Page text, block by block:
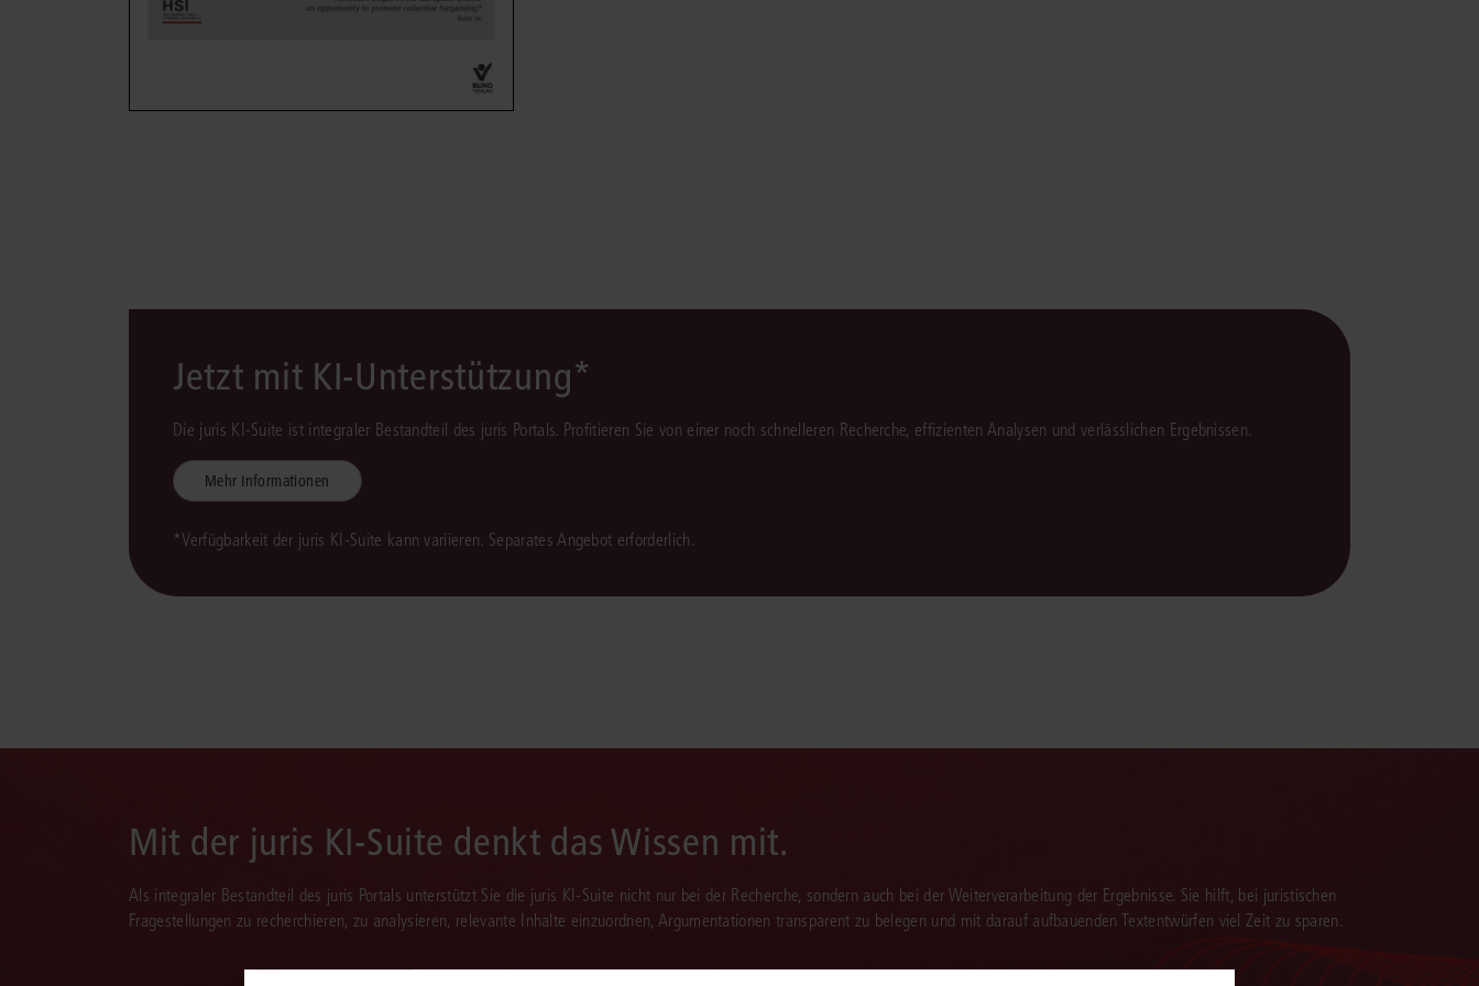
Jetzt mit KI-Unterstützung*
Die juris KI-Suite ist integraler Bestandteil des juris Portals. Profitieren Sie von einer noch schnelleren Recherche, effizienten Analysen und verlässlichen Ergebnissen.
Mehr Informationen
*Verfügbarkeit der juris KI-Suite kann variieren. Separates Angebot erforderlich.
Mit der juris KI-Suite denkt das Wissen mit.
Als integraler Bestandteil des juris Portals unterstützt Sie die juris KI-Suite nicht nur bei der Recherche, sondern auch bei der Weiterverarbeitung der Ergebnisse. Sie hilft, bei juristischen
Fragestellungen zu recherchieren, zu analysieren, relevante Inhalte einzuordnen, Argumentationen transparent zu belegen und mit darauf aufbauenden Textentwürfen viel Zeit zu sparen.